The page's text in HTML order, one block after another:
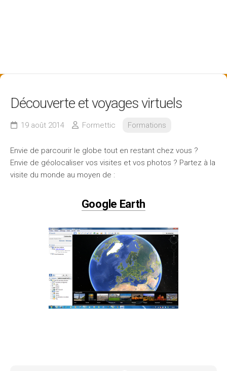
Découverte et voyages virtuels
19 août 2014 Formettic Formations
Envie de parcourir le globe tout en restant chez vous ?
Envie de géolocaliser vos visites et vos photos ? Partez à la
visite du monde au moyen de :
Google Earth